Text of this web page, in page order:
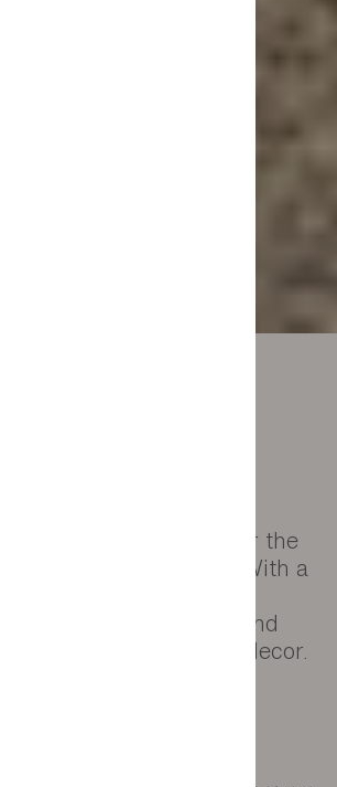
トソファ
sofas have generous
headrests for the
and wellbeing. With a
designs and over 300
from, you'll easily find
your style and interior decor.